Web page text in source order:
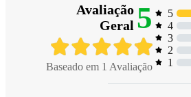
Avaliação
Geral 5
Baseado em 1 Avaliação
5
4
3
2
1